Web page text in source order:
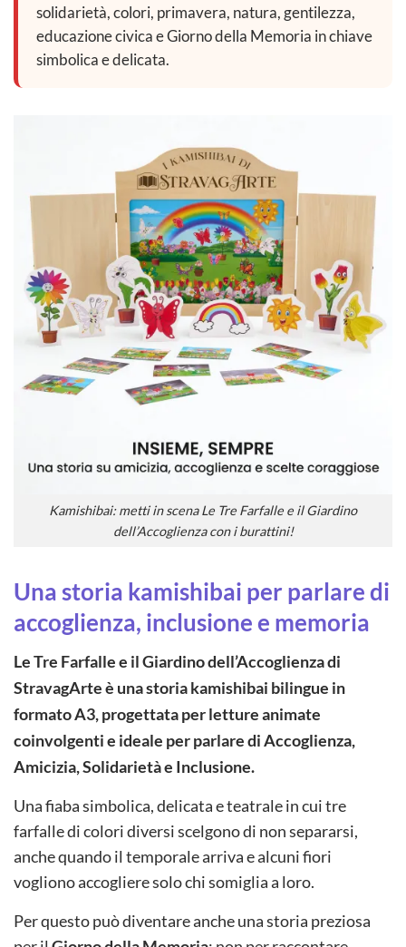
solidarietà, colori, primavera, natura, gentilezza,
educazione civica e Giorno della Memoria in chiave
simbolica e delicata.
Kamishibai: metti in scena Le Tre Farfalle e il Giardino
dell’Accoglienza con i burattini!
Una storia kamishibai per parlare di
accoglienza, inclusione e memoria
Le Tre Farfalle e il Giardino dell’Accoglienza di
StravagArte è una storia kamishibai bilingue in
formato A3, progettata per letture animate
coinvolgenti e ideale per parlare di Accoglienza,
Amicizia, Solidarietà e Inclusione.
Una fiaba simbolica, delicata e teatrale in cui tre
farfalle di colori diversi scelgono di non separarsi,
anche quando il temporale arriva e alcuni fiori
vogliono accogliere solo chi somiglia a loro.
Per questo può diventare anche una storia preziosa